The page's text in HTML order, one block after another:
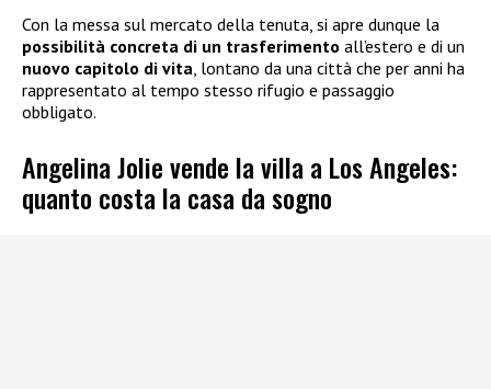
Con la messa sul mercato della tenuta, si apre dunque la
possibilità concreta di un trasferimento all’estero e di un
nuovo capitolo di vita , lontano da una città che per anni ha
rappresentato al tempo stesso rifugio e passaggio
obbligato.
Angelina Jolie vende la villa a Los Angeles:
quanto costa la casa da sogno